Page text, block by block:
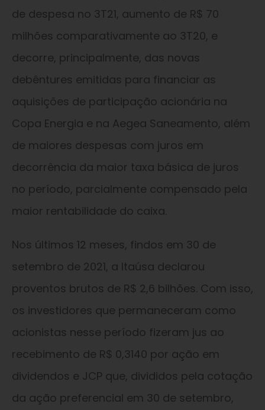
de despesa no 3T21, aumento de R$ 70
milhões comparativamente ao 3T20, e
decorre, principalmente, das novas
debêntures emitidas para financiar as
aquisições de participação acionária na
Copa Energia e na Aegea Saneamento, além
de maiores despesas com juros em
decorrência da maior taxa básica de juros
no período, parcialmente compensado pela
maior rentabilidade do caixa.
Nos últimos 12 meses, findos em 30 de
setembro de 2021, a Itaúsa declarou
proventos brutos de R$ 2,6 bilhões. Com isso,
os investidores que permaneceram como
acionistas nesse período fizeram jus ao
recebimento de R$ 0,3140 por ação em
dividendos e JCP que, divididos pela cotação
da ação preferencial em 30 de setembro,